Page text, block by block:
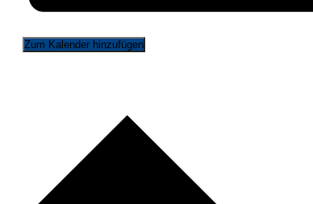
Zum Kalender hinzufügen